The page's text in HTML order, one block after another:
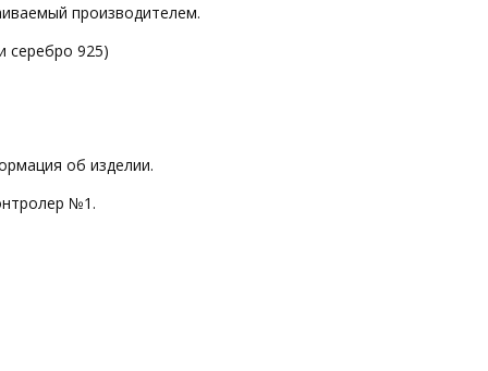
производителем.
серебро 925)
об изделии.
№1.